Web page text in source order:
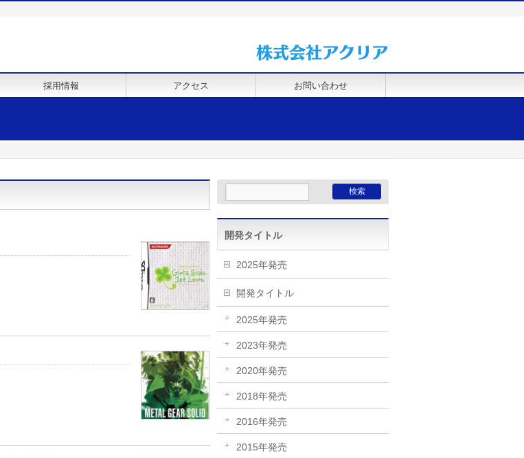
採用情報 アクセス お問い合わせ
開発タイトル
2025年発売
開発タイトル
2025年発売
2023年発売
2020年発売
2018年発売
2016年発売
2015年発売